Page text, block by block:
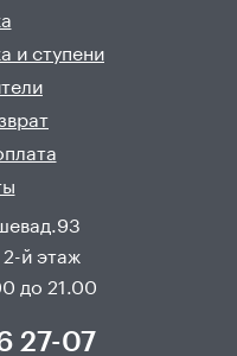
и ступени
й этаж
до 21.00
27-07